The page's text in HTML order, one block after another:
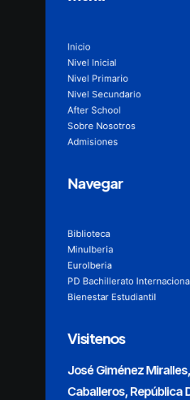
Inicio
Nivel Inicial
Nivel Primario
Nivel Secundario
After School
Sobre Nosotros
Admisiones
Navegar
Biblioteca
MinuIberia
EuroIberia
PD Bachillerato
Bienestar Estudiantil
Visitenos
José Giménez
Caballeros, República